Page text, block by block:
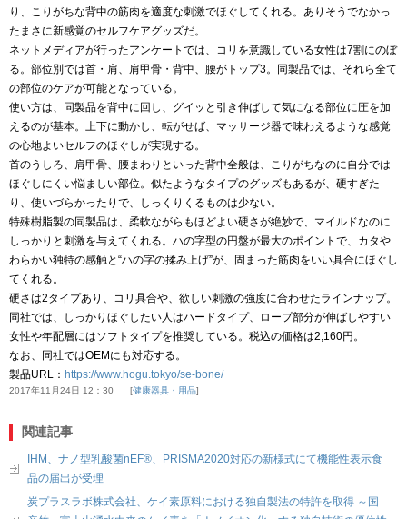
り、こりがちな背中の筋肉を適度な刺激でほぐしてくれる。ありそうでなかっ
たまさに新感覚のセルフケアグッズだ。
ネットメディアが行ったアンケートでは、コリを意識している女性は7割にのぼ
る。部位別では首・肩、肩甲骨・背中、腰がトップ3。同製品では、それら全て
の部位のケアが可能となっている。
使い方は、同製品を背中に回し、グイッと引き伸ばして気になる部位に圧を加
えるのが基本。上下に動かし、転がせば、マッサージ器で味わえるような感覚
の心地よいセルフのほぐしが実現する。
首のうしろ、肩甲骨、腰まわりといった背中全般は、こりがちなのに自分では
ほぐしにくい悩ましい部位。似たようなタイプのグッズもあるが、硬すぎた
り、使いづらかったりで、しっくりくるものは少ない。
特殊樹脂製の同製品は、柔軟ながらもほどよい硬さが絶妙で、マイルドなのに
しっかりと刺激を与えてくれる。ハの字型の円盤が最大のポイントで、カタや
わらかい独特の感触と“ハの字の揉み上げ”が、固まった筋肉をいい具合にほぐし
てくれる。
硬さは2タイプあり、コリ具合や、欲しい刺激の強度に合わせたラインナップ。
同社では、しっかりほぐしたい人はハードタイプ、ロープ部分が伸ばしやすい
女性や年配層にはソフトタイプを推奨している。税込の価格は2,160円。
なお、同社ではOEM にも対応する。
製品URL ： https://www.hogu.tokyo/se-bone/
2017年11月24日 12：30 健康器具・用品
関連記事
IHM、ナノ型乳酸菌nEF®、PRISMA2020対応の新様式にて機能性表示食
品の届出が受理
炭プラスラボ株式会社、ケイ素原料における独自製法の特許を取得 ～国